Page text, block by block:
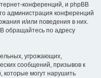
конференций, и phpBB
администрация конференций
и/или поведения в них.
обращайтесь по адресу
угрожающих,
сообщений, призывов к
которые могут нарушить